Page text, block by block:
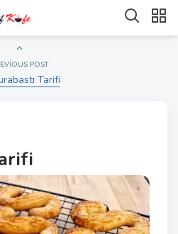
POST
Tarifi